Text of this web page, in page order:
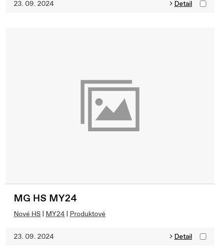
23. 09. 2024 Detail
MG HS MY24
Nové HS | MY24 | Produktové
23. 09. 2024 Detail